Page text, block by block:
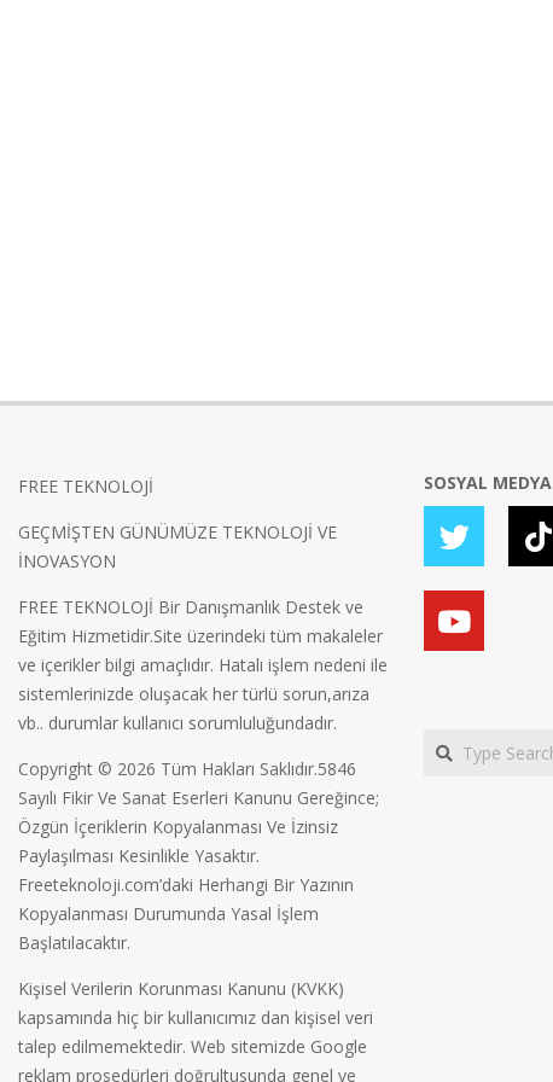
FREE TEKNOLOJİ
GEÇMİŞTEN GÜNÜMÜZE TEKNOLOJİ VE
İNOVASYON
FREE TEKNOLOJİ Bir Danışmanlık Destek ve
Eğitim Hizmetidir.Site üzerindeki tüm makaleler
ve içerikler bilgi amaçlıdır. Hatalı işlem nedeni ile
sistemlerinizde oluşacak her türlü sorun,arıza
vb.. durumlar kullanıcı sorumluluğundadır.
Copyright © 2026 Tüm Hakları Saklıdır.5846
Sayılı Fikir Ve Sanat Eserleri Kanunu Gereğince;
Özgün İçeriklerin Kopyalanması Ve İzinsiz
Paylaşılması Kesinlikle Yasaktır.
Freeteknoloji.com’daki Herhangi Bir Yazının
Kopyalanması Durumunda Yasal İşlem
Başlatılacaktır.
Kişisel Verilerin Korunması Kanunu (KVKK)
kapsamında hiç bir kullanıcımız dan kişisel veri
talep edilmemektedir. Web sitemizde Google
reklam prosedürleri doğrultusunda genel ve
SOSYAL MEDYA
Search